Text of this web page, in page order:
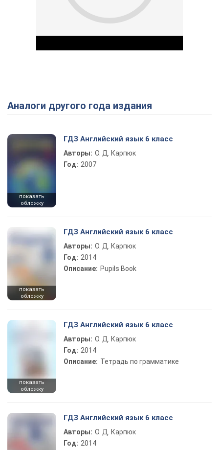
Play Video
Аналоги другого года издания
показать
обложку
ГДЗ Английский язык 6 класс
Авторы: О. Д. Карпюк
Год: 2007
показать
обложку
ГДЗ Английский язык 6 класс
Авторы: О. Д. Карпюк
Год: 2014
Описание: Pupils Book
показать
обложку
ГДЗ Английский язык 6 класс
Авторы: О. Д. Карпюк
Год: 2014
Описание: Тетрадь по грамматике
ГДЗ Английский язык 6 класс
Авторы: О. Д. Карпюк
Год: 2014